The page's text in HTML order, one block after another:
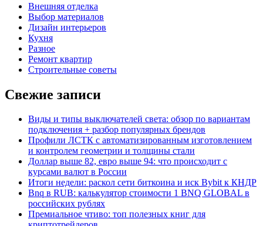
Внешняя отделка
Выбор материалов
Дизайн интерьеров
Кухня
Разное
Ремонт квартир
Строительные советы
Свежие записи
Виды и типы выключателей света: обзор по вариантам
подключения + разбор популярных брендов
Профили ЛСТК с автоматизированным изготовлением
и контролем геометрии и толщины стали
Доллар выше 82, евро выше 94: что происходит с
курсами валют в России
Итоги недели: раскол сети биткоина и иск Bybit к КНДР
Bnq в RUB: калькулятор стоимости 1 BNQ GLOBAL в
российских рублях
Премиальное чтиво: топ полезных книг для